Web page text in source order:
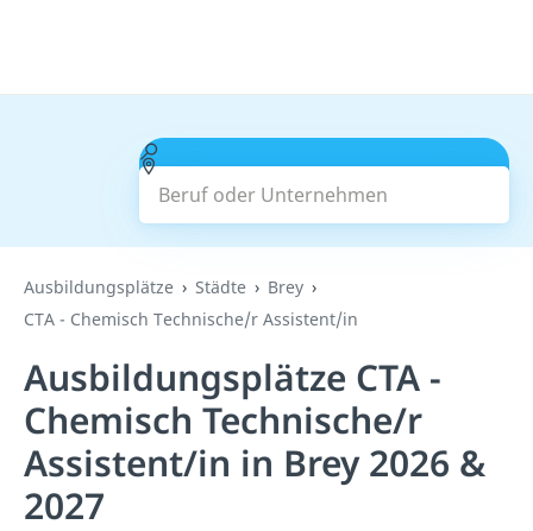
Beruf oder Unternehmen
Suchen
Ausbildungsplätze Städte
Brey
CTA - Chemisch Technische/r Assistent/in
Ausbildungsplätze CTA -
Chemisch Technische/r
Assistent/in in Brey 2026 &
2027